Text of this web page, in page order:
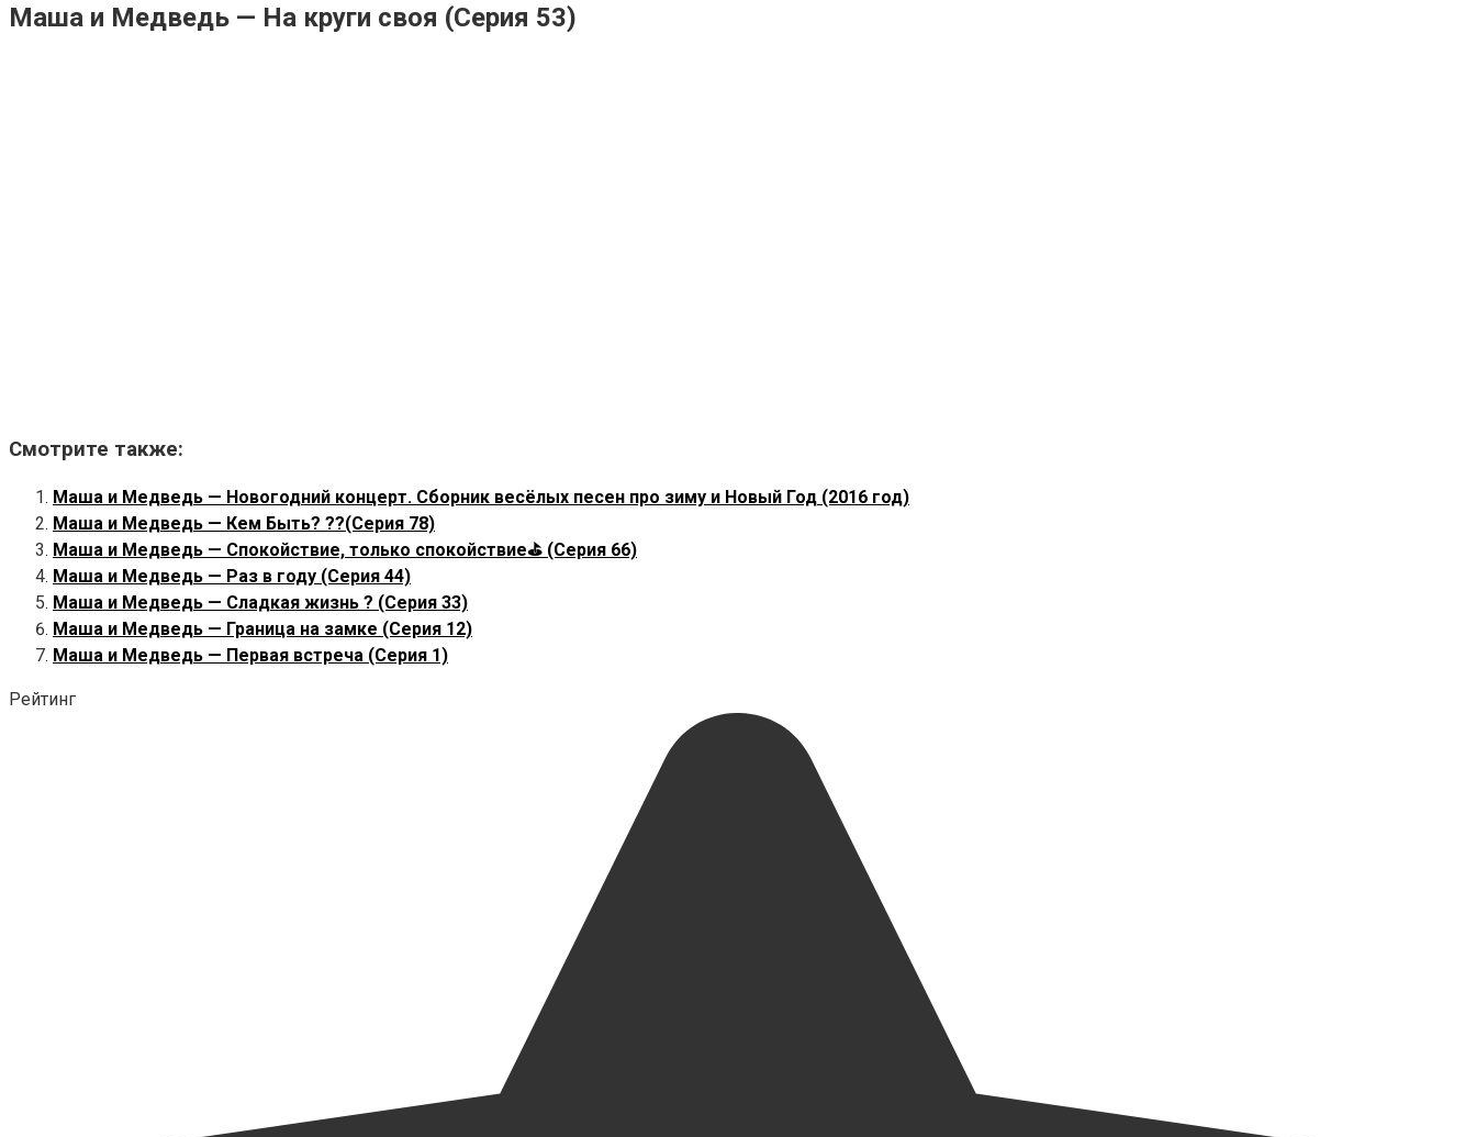
Маша и Медведь — На круги своя (Серия 53)
Смотрите также:
Маша и Медведь — Новогодний концерт. Сборник весёлых песен про зиму и Новый Год (2016 год)
Маша и Медведь — Кем Быть? ?‍?(Серия 78)
Маша и Медведь — Спокойствие, только спокойствие⛳️ (Серия 66)
Маша и Медведь — Раз в году (Серия 44)
Маша и Медведь — Сладкая жизнь ? (Серия 33)
Маша и Медведь — Граница на замке (Серия 12)
Маша и Медведь — Первая встреча (Серия 1)
Рейтинг